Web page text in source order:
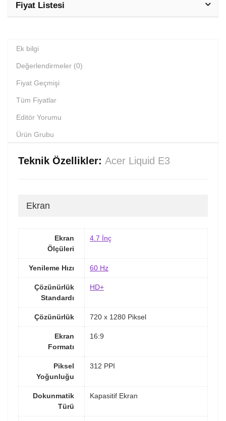
Fiyat Listesi
Ek bilgi
Değerlendirmeler (0)
Fiyat Geçmişi
Tüm Fiyatlar
Editör Yorumu
Ürün Grubu
Teknik Özellikler: Acer Liquid E3
Ekran
Ekran
Ölçüleri
4.7 İnç
Yenileme Hızı 60 Hz
Çözünürlük
Standardı
HD+
Çözünürlük 720 x 1280 Piksel
Ekran
Formatı
16:9
Piksel
Yoğunluğu
312 PPI
Dokunmatik
Türü
Kapasitif Ekran